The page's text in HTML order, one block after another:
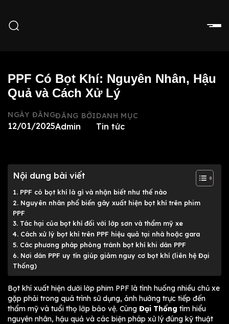
PPF Có Bọt Khí: Nguyên Nhân, Hậu
Quả và Cách Xử Lý
NGÀY ĐĂNG
12/01/2025
ĐĂNG BỞI
Admin
DANH MỤC
Tin tức
Nội dung bài viết
1. PPF có bọt khí là gì và nhận biết như thế nào
2. Nguyên nhân phổ biến gây xuất hiện bọt khí trên phim
PPF
3. Tác hại của bọt khí đối với lớp sơn và thẩm mỹ xe
4. Cách xử lý bọt khí trên PPF hiệu quả tại nhà hoặc gara
5. Các phương pháp phòng tránh bọt khí khi dán PPF
6. Nơi dán PPF uy tín giúp giảm nguy cơ bọt khí (liên hệ Đại
Thống)
Bọt khí xuất hiện dưới lớp phim PPF là tình huống nhiều chủ xe
gặp phải trong quá trình sử dụng, ảnh hưởng trực tiếp đến
thẩm mỹ và tuổi thọ lớp bảo vệ. Cùng Đại Thống tìm hiểu
nguyên nhân, hậu quả và các biện pháp xử lý đúng kỹ thuật